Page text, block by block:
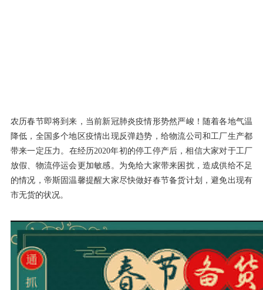
农历春节即将到来，当前新冠肺炎疫情形势然严峻！随着各地气温
降低，全国多个地区疫情出现反弹趋势，给物流公司和工厂生产都
带来一定压力。在经历2020年初的停工停产后，相信大家对于工厂
放假、物流停运会更加敏感。为免给大家带来困扰，造成供给不足
的情况，帝斯固温馨提醒大家尽快做好春节备货计划，避免出现有
市无货的状况。